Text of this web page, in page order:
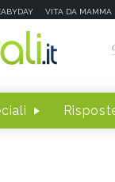
VITA DA MAMMA